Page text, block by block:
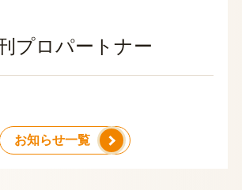
プロパートナー
お知らせ一覧